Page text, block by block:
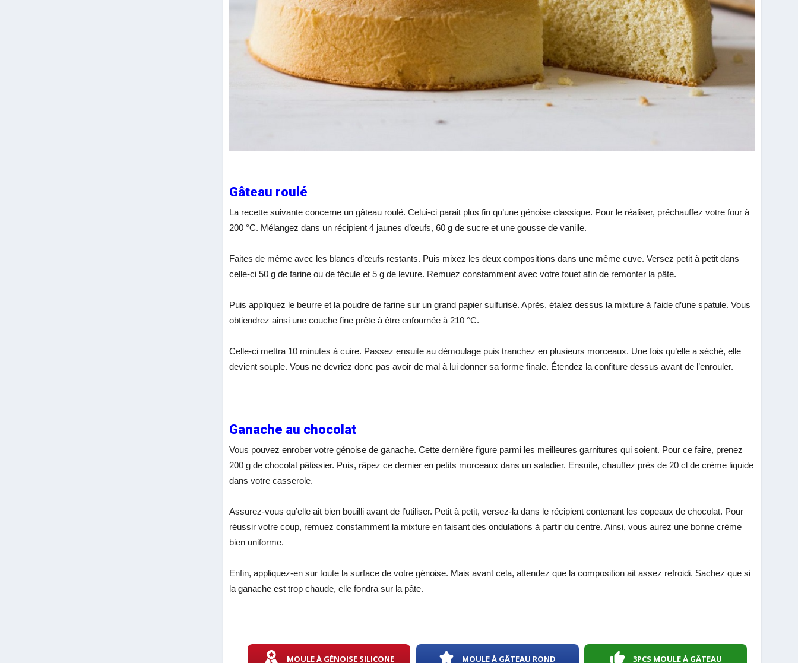
Gâteau roulé
La recette suivante concerne un gâteau roulé. Celui-ci parait plus fin qu’une génoise classique. Pour le réaliser, préchauffez votre four à
200 °C. Mélangez dans un récipient 4 jaunes d’œufs, 60 g de sucre et une gousse de vanille.
Faites de même avec les blancs d’œufs restants. Puis mixez les deux compositions dans une même cuve. Versez petit à petit dans
celle-ci 50 g de farine ou de fécule et 5 g de levure. Remuez constamment avec votre fouet afin de remonter la pâte.
Puis appliquez le beurre et la poudre de farine sur un grand papier sulfurisé. Après, étalez dessus la mixture à l’aide d’une spatule. Vous
obtiendrez ainsi une couche fine prête à être enfournée à 210 °C.
Celle-ci mettra 10 minutes à cuire. Passez ensuite au démoulage puis tranchez en plusieurs morceaux. Une fois qu’elle a séché, elle
devient souple. Vous ne devriez donc pas avoir de mal à lui donner sa forme finale. Étendez la confiture dessus avant de l’enrouler.
Ganache au chocolat
Vous pouvez enrober votre génoise de ganache. Cette dernière figure parmi les meilleures garnitures qui soient. Pour ce faire, prenez
200 g de chocolat pâtissier. Puis, râpez ce dernier en petits morceaux dans un saladier. Ensuite, chauffez près de 20 cl de crème liquide
dans votre casserole.
Assurez-vous qu’elle ait bien bouilli avant de l’utiliser. Petit à petit, versez-la dans le récipient contenant les copeaux de chocolat. Pour
réussir votre coup, remuez constamment la mixture en faisant des ondulations à partir du centre. Ainsi, vous aurez une bonne crème
bien uniforme.
Enfin, appliquez-en sur toute la surface de votre génoise. Mais avant cela, attendez que la composition ait assez refroidi. Sachez que si
la ganache est trop chaude, elle fondra sur la pâte.
MOULE À GÉNOISE SILICONE MOULE À GÂTEAU ROND 3PCS MOULE À GÂTEAU